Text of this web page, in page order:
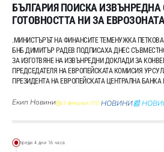
БЪЛГАРИЯ ПОИСКА ИЗВЪНРЕДНА
ГОТОВНОСТТА НИ ЗА ЕВРОЗОНАТА
.МИНИСТЪРЪТ НА ФИНАНСИТЕ ТЕМЕНУЖКА
БНБ ДИМИТЪР РАДЕВ ПОДПИСАХА ДНЕС
ЗА ИЗГОТВЯНЕ НА ИЗВЪНРЕДНИ ДОКЛАДИ ЗА
ПРЕДСЕДАТЕЛЯ НА ЕВРОПЕЙСКАТА КОМИСИЯ
ПРЕЗИДЕНТА НА ЕВРОПЕЙСКАТА ЦЕНТРАЛНА БАНКА
Екип Новини 25 февруари 2025НОВИНИ📰
преди 4 дни 16 часа